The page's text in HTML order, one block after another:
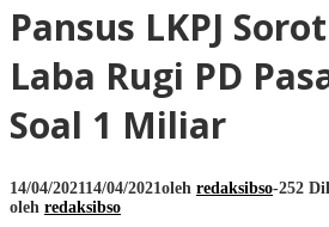
Pansus LKPJ
Laba Rugi PD
Soal 1 Miliar
14/04/202114/04/2021oleh redaksibso-252
oleh redaksibso